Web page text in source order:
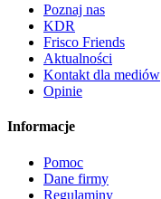
Poznaj nas
KDR
Frisco Friends
Aktualności
Kontakt dla mediów
Opinie
Informacje
Pomoc
Dane firmy
Regulaminy